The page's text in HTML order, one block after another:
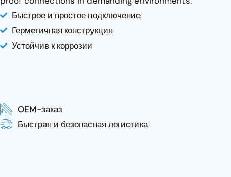
Быстрое и простое подключение
Герметичная конструкция
Устойчив к коррозии
OEM-заказ
Быстрая и безопасная логистика